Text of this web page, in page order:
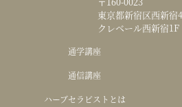
東京都新宿区西新宿
クレベール西新宿1F
通学講座
通信講座
ハーブセラピストとは